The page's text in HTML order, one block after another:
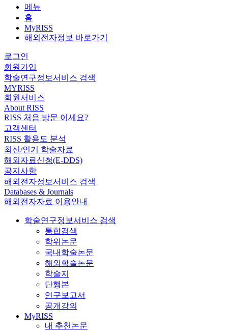
메뉴
홈
MyRISS
해외전자정보 바로가기
로그인
회원가입
학술연구정보서비스 검색
MYRISS
회원서비스
About RISS
RISS 처음 방문 이세요?
고객센터
RISS 활용도 분석
최신/인기 학술자료
해외자료신청(E-DDS)
공지사항
해외전자정보서비스 검색
Databases & Journals
해외전자자료 이용안내
학술연구정보서비스 검색
통합검색
학위논문
국내학술논문
해외학술논문
학술지
단행본
연구보고서
공개강의
MyRISS
내 추천논문